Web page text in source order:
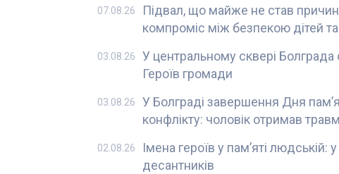
Підвал, що майже не став
компроміс між безпекою дітей
07.08.26
У центральному сквері
Героїв громади
03.08.26
У Болграді завершення Дня
конфлікту: чоловік отримав
03.08.26
Імена героїв у пам’яті
десантників
02.08.26